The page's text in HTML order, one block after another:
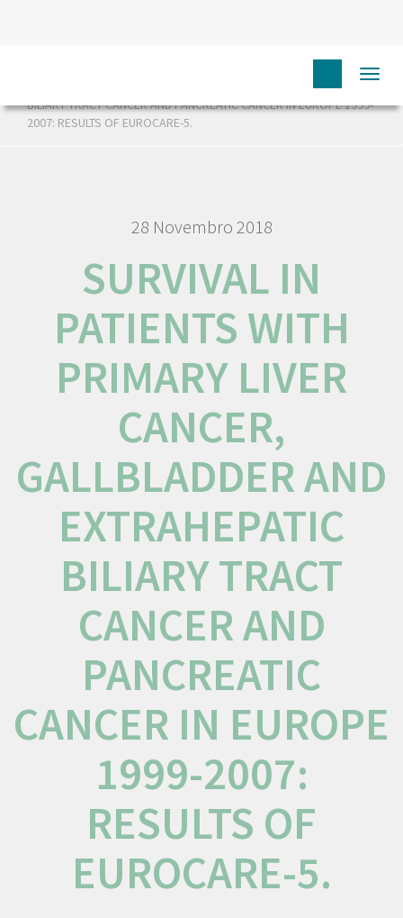
WITH PRIMARY LIVER CANCER, GALLBLADDER AND EXTRAHEPATIC
BILIARY TRACT CANCER AND PANCREATIC CANCER IN EUROPE 1999-
2007: RESULTS OF EUROCARE-5.
28 Novembro 2018
SURVIVAL IN
PATIENTS WITH
PRIMARY LIVER
CANCER,
GALLBLADDER AND
EXTRAHEPATIC
BILIARY TRACT
CANCER AND
PANCREATIC
CANCER IN EUROPE
1999-2007:
RESULTS OF
EUROCARE-5.